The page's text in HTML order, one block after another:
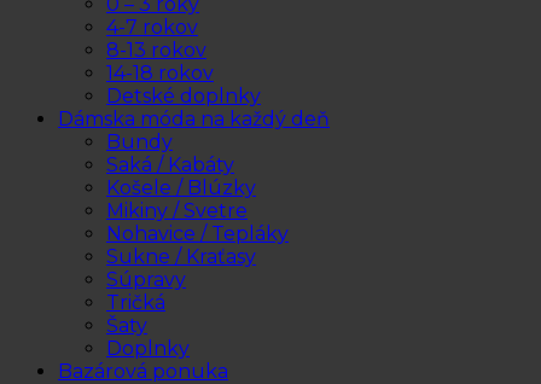
0 – 3 roky
4-7 rokov
8-13 rokov
14-18 rokov
Detské doplnky
Dámska móda na každý deň
Bundy
Saká / Kabáty
Košele / Blúzky
Mikiny / Svetre
Nohavice / Tepláky
Sukne / Kraťasy
Súpravy
Tričká
Šaty
Doplnky
Bazárová ponuka